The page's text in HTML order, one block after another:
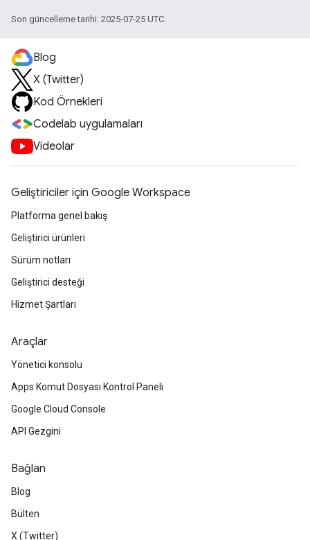
Son güncelleme tarihi: 2025-07-25 UTC.
Blog
X (Twitter)
Kod Örnekleri
Codelab uygulamaları
Videolar
Geliştiriciler için Google Workspace
Platforma genel bakış
Geliştirici ürünleri
Sürüm notları
Geliştirici desteği
Hizmet Şartları
Araçlar
Yönetici konsolu
Apps Komut Dosyası Kontrol Paneli
Google Cloud Console
API Gezgini
Bağlan
Blog
Bülten
X (Twitter)